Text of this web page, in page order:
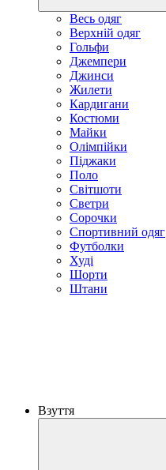
Весь одяг
Верхній одяг
Гольфи
Джемпери
Джинси
Жилети
Кардигани
Костюми
Майки
Олімпійки
Піджаки
Поло
Світшоти
Светри
Сорочки
Спортивний одяг
Футболки
Худі
Шорти
Штани
Взуття